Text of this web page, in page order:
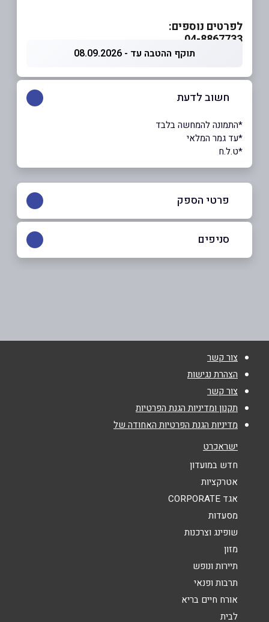
לפרטים נוספים:
04-8867733
תוקף ההטבה עד - 08.09.2026
חשוב לדעת
*התמונה להמחשה בלבד
*עד גמר המלאי
*ט.ל.ח
פרטי הספק
נושא*
אנא חזרו אלי בקשר ל...
סניפים
צור קשר
הצהרת נגישות
צור קשר
תקנון ומדיניות הגנת הפרטיות
מדיניות הגנת הפרטיות האחודה של
ישראכרט
חדש במועדון
אטרקציות
אגד CORPORATE
מסעדות
שופינג וצרכנות
מזון
תיירות ונופש
תרבות ופנאי
אורח חיים בריא
לבית